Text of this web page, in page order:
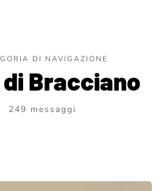
DI NAVIGAZIONE
Bracciano
249 messaggi